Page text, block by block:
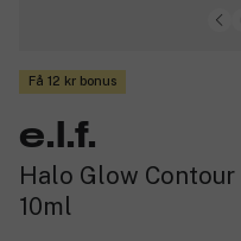
Få 12 kr bonus
e.l.f.
Halo Glow Contour
10ml